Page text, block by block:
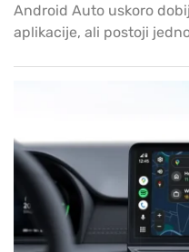
Android Auto uskoro
aplikacije, ali postoji